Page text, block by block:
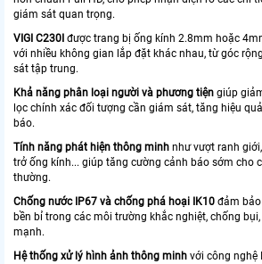
giám sát quan trọng.
VIGI C230I được trang bị ống kính 2.8mm hoặc
với nhiều không gian lắp đặt khác nhau, từ góc
sát tập trung.
Khả năng phân loại người và phương tiện giúp
lọc chính xác đối tượng cần giám sát, tăng hiệu
báo.
Tính năng phát hiện thông minh như vượt ranh
trở ống kính... giúp tăng cường cảnh báo sớm cho
thường.
Chống nước IP67 và chống phá hoại IK10 đảm
bền bỉ trong các môi trường khắc nghiệt, chống
mạnh.
Hệ thống xử lý hình ảnh thông minh với công nghệ